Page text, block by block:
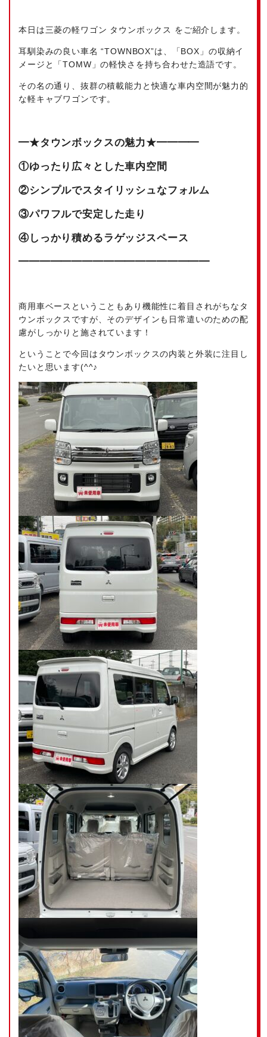
本日は三菱の軽ワゴン タウンボックス をご紹介します。
耳馴染みの良い車名 “TOWNBOX”は、「BOX」の収納イ
メージと「TOMW」の軽快さを持ち合わせた造語です。
その名の通り、抜群の積載能力と快適な車内空間が魅力的
な軽キャブワゴンです。
━★タウンボックスの魅力★━━━━
①ゆったり広々とした車内空間
②シンプルでスタイリッシュなフォルム
③パワフルで安定した走り
④しっかり積めるラゲッジスペース
━━━━━━━━━━━━━━━━━━
商用車ベースということもあり機能性に着目されがちなタ
ウンボックスですが、そのデザインも日常遣いのための配
慮がしっかりと施されています！
ということで今回はタウンボックスの内装と外装に注目し
たいと思います(^^♪